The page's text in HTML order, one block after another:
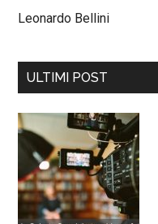
Leonardo Bellini
ULTIMI POST